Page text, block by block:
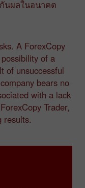
นผลในอนาคต
A ForexCopy
of a
of unsuccessful
bears no
with a lack
Trader,
results.